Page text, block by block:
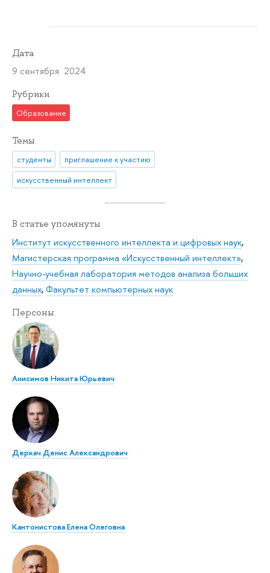
Дата
9 сентября 2024
Рубрики
Образование
Темы
студенты
приглашение к участию
искусственный интеллект
В статье упомянуты
Институт искусственного интеллекта и цифровых наук,
Магистерская программа «Искусственный интеллект»,
Научно-учебная лаборатория методов анализа больших
данных,Факультет компьютерных наук
Персоны
Анисимов Никита Юрьевич
Деркач Денис Александрович
Кантонистова Елена Олеговна